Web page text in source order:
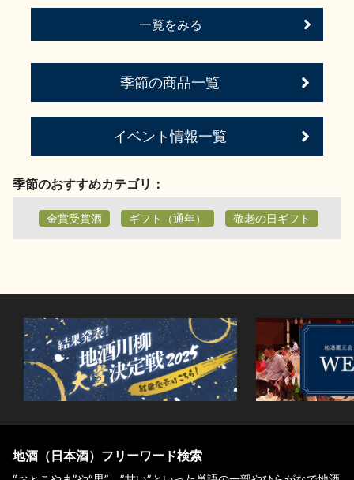
一覧をみる
季節の商品一覧
イベント情報一覧
季節のおすすめカテゴリ：
金賞受賞酒 ギフト（通年） 敬老の日ギフト
地酒（日本酒）フリーワード検索